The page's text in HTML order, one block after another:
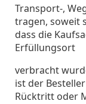
Transport-,
tragen, soweit
dass die
Erfüllungsort
verbracht
ist der
Rücktritt oder